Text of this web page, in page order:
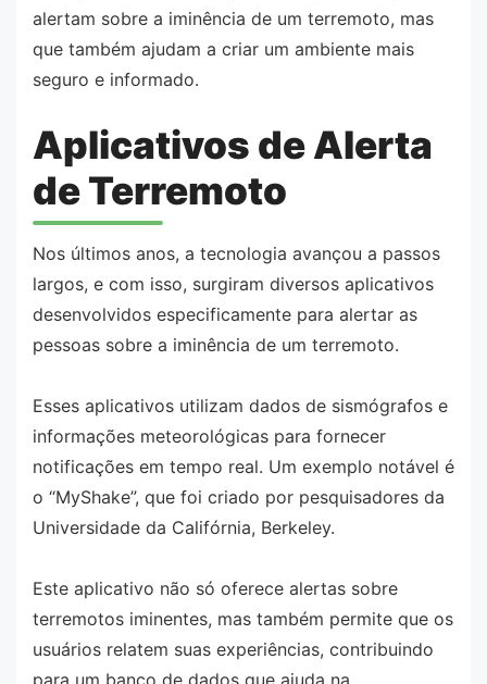
alertam sobre a iminência de um terremoto, mas
que também ajudam a criar um ambiente mais
seguro e informado.
Aplicativos de Alerta
de Terremoto
Nos últimos anos, a tecnologia avançou a passos
largos, e com isso, surgiram diversos aplicativos
desenvolvidos especificamente para alertar as
pessoas sobre a iminência de um terremoto.
Esses aplicativos utilizam dados de sismógrafos e
informações meteorológicas para fornecer
notificações em tempo real. Um exemplo notável é
o “MyShake”, que foi criado por pesquisadores da
Universidade da Califórnia, Berkeley.
Este aplicativo não só oferece alertas sobre
terremotos iminentes, mas também permite que os
usuários relatem suas experiências, contribuindo
para um banco de dados que ajuda na